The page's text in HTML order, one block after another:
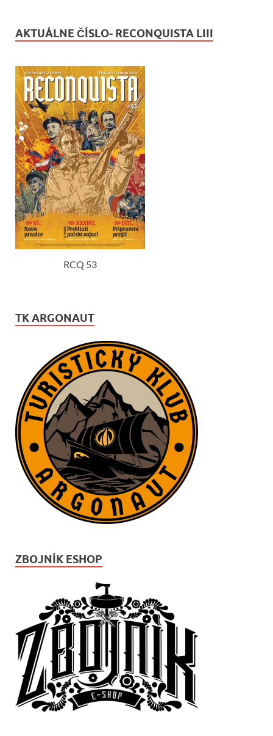
AKTUÁLNE ČÍSLO- RECONQUISTA LIII
RCQ 53
TK ARGONAUT
ZBOJNÍK ESHOP